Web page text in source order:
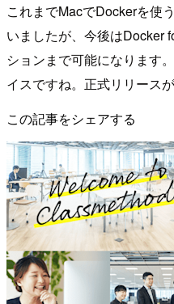
これまでMacでDockerを使
いましたが、今後はDocker
ションまで可能になります
イスですね。正式リリースが
この記事をシェアする